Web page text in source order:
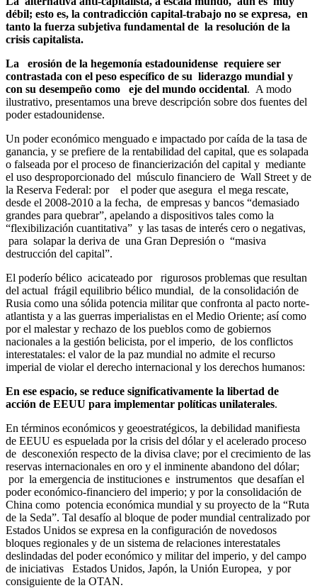
débil; esto es, la contradicción capital-trabajo no se expresa, en
tanto la fuerza subjetiva fundamental de la resolución de la
crisis capitalista.
La erosión de la hegemonía estadounidense requiere ser
contrastada con el peso específico de su liderazgo mundial y
con su desempeño como eje del mundo occidental. A modo
ilustrativo, presentamos una breve descripción sobre dos fuentes del
poder estadounidense.
Un poder económico menguado e impactado por caída de la tasa de
ganancia, y se prefiere de la rentabilidad del capital, que es solapada
o falseada por el proceso de financierización del capital y mediante
el uso desproporcionado del músculo financiero de Wall Street y de
la Reserva Federal: por el poder que asegura el mega rescate,
desde el 2008-2010 a la fecha, de empresas y bancos “demasiado
grandes para quebrar”, apelando a dispositivos tales como la
“flexibilización cuantitativa” y las tasas de interés cero o negativas,
para solapar la deriva de una Gran Depresión o “masiva
destrucción del capital”.
El poderío bélico acicateado por rigurosos problemas que resultan
del actual frágil equilibrio bélico mundial, de la consolidación de
Rusia como una sólida potencia militar que confronta al pacto norte-
atlantista y a las guerras imperialistas en el Medio Oriente; así como
por el malestar y rechazo de los pueblos como de gobiernos
nacionales a la gestión belicista, por el imperio, de los conflictos
interestatales: el valor de la paz mundial no admite el recurso
imperial de violar el derecho internacional y los derechos humanos:
En ese espacio, se reduce significativamente la libertad de
acción de EEUU para implementar políticas unilaterales.
En términos económicos y geoestratégicos, la debilidad manifiesta
de EEUU es espuelada por la crisis del dólar y el acelerado proceso
de desconexión respecto de la divisa clave; por el crecimiento de las
reservas internacionales en oro y el inminente abandono del dólar;
por la emergencia de instituciones e instrumentos que desafían el
poder económico-financiero del imperio; y por la consolidación de
China como potencia económica mundial y su proyecto de la “Ruta
de la Seda”. Tal desafío al bloque de poder mundial centralizado por
Estados Unidos se expresa en la configuración de novedosos
bloques regionales y de un sistema de relaciones interestatales
deslindadas del poder económico y militar del imperio, y del campo
de iniciativas Estados Unidos, Japón, la Unión Europea, y por
consiguiente de la OTAN.